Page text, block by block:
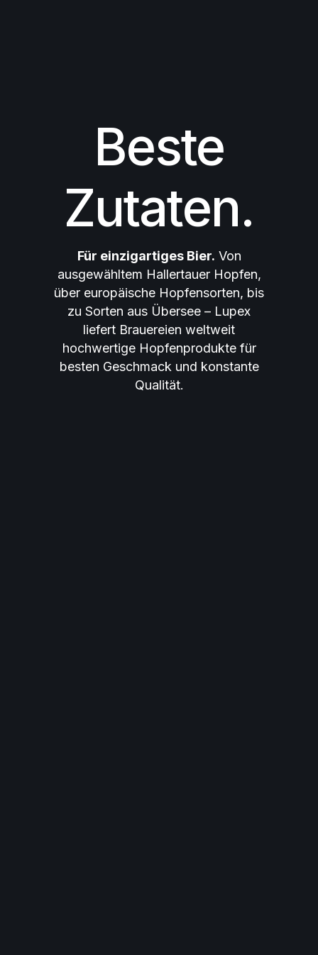
Beste
Zutaten.
Für einzigartiges Bier. Von
ausgewähltem Hallertauer Hopfen,
über europäische Hopfensorten, bis
zu Sorten aus Übersee – Lupex
liefert Brauereien weltweit
hochwertige Hopfenprodukte für
besten Geschmack und konstante
Qualität.